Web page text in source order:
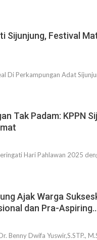
Sijunjung, Festival
Di Perkampungan Adat
Tak Padam: KPPN
Hari Pahlawan 2025
Ajak Warga
dan Pra-
Benny Dwifa Yuswir,S.STP.,